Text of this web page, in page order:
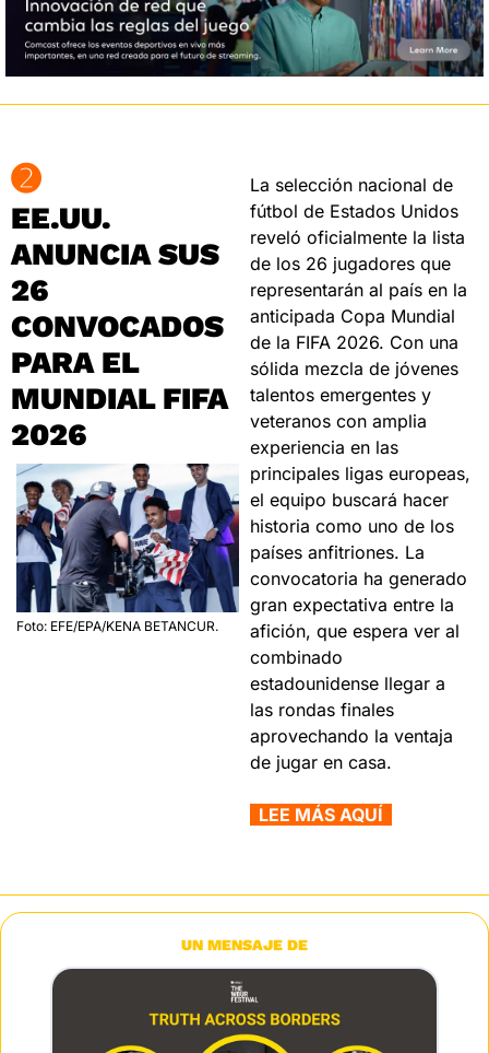
➋
EE.UU.
ANUNCIA SUS
26
CONVOCADOS
PARA EL
MUNDIAL FIFA
2026
Foto: EFE/EPA/KENA BETANCUR.
La selección nacional de
fútbol de Estados Unidos
reveló oficialmente la lista
de los 26 jugadores que
representarán al país en la
anticipada Copa Mundial
de la FIFA 2026. Con una
sólida mezcla de jóvenes
talentos emergentes y
veteranos con amplia
experiencia en las
principales ligas europeas,
el equipo buscará hacer
historia como uno de los
países anfitriones. La
convocatoria ha generado
gran expectativa entre la
afición, que espera ver al
combinado
estadounidense llegar a
las rondas finales
aprovechando la ventaja
de jugar en casa.
  LEE MÁS AQUÍ
UN MENSAJE DE